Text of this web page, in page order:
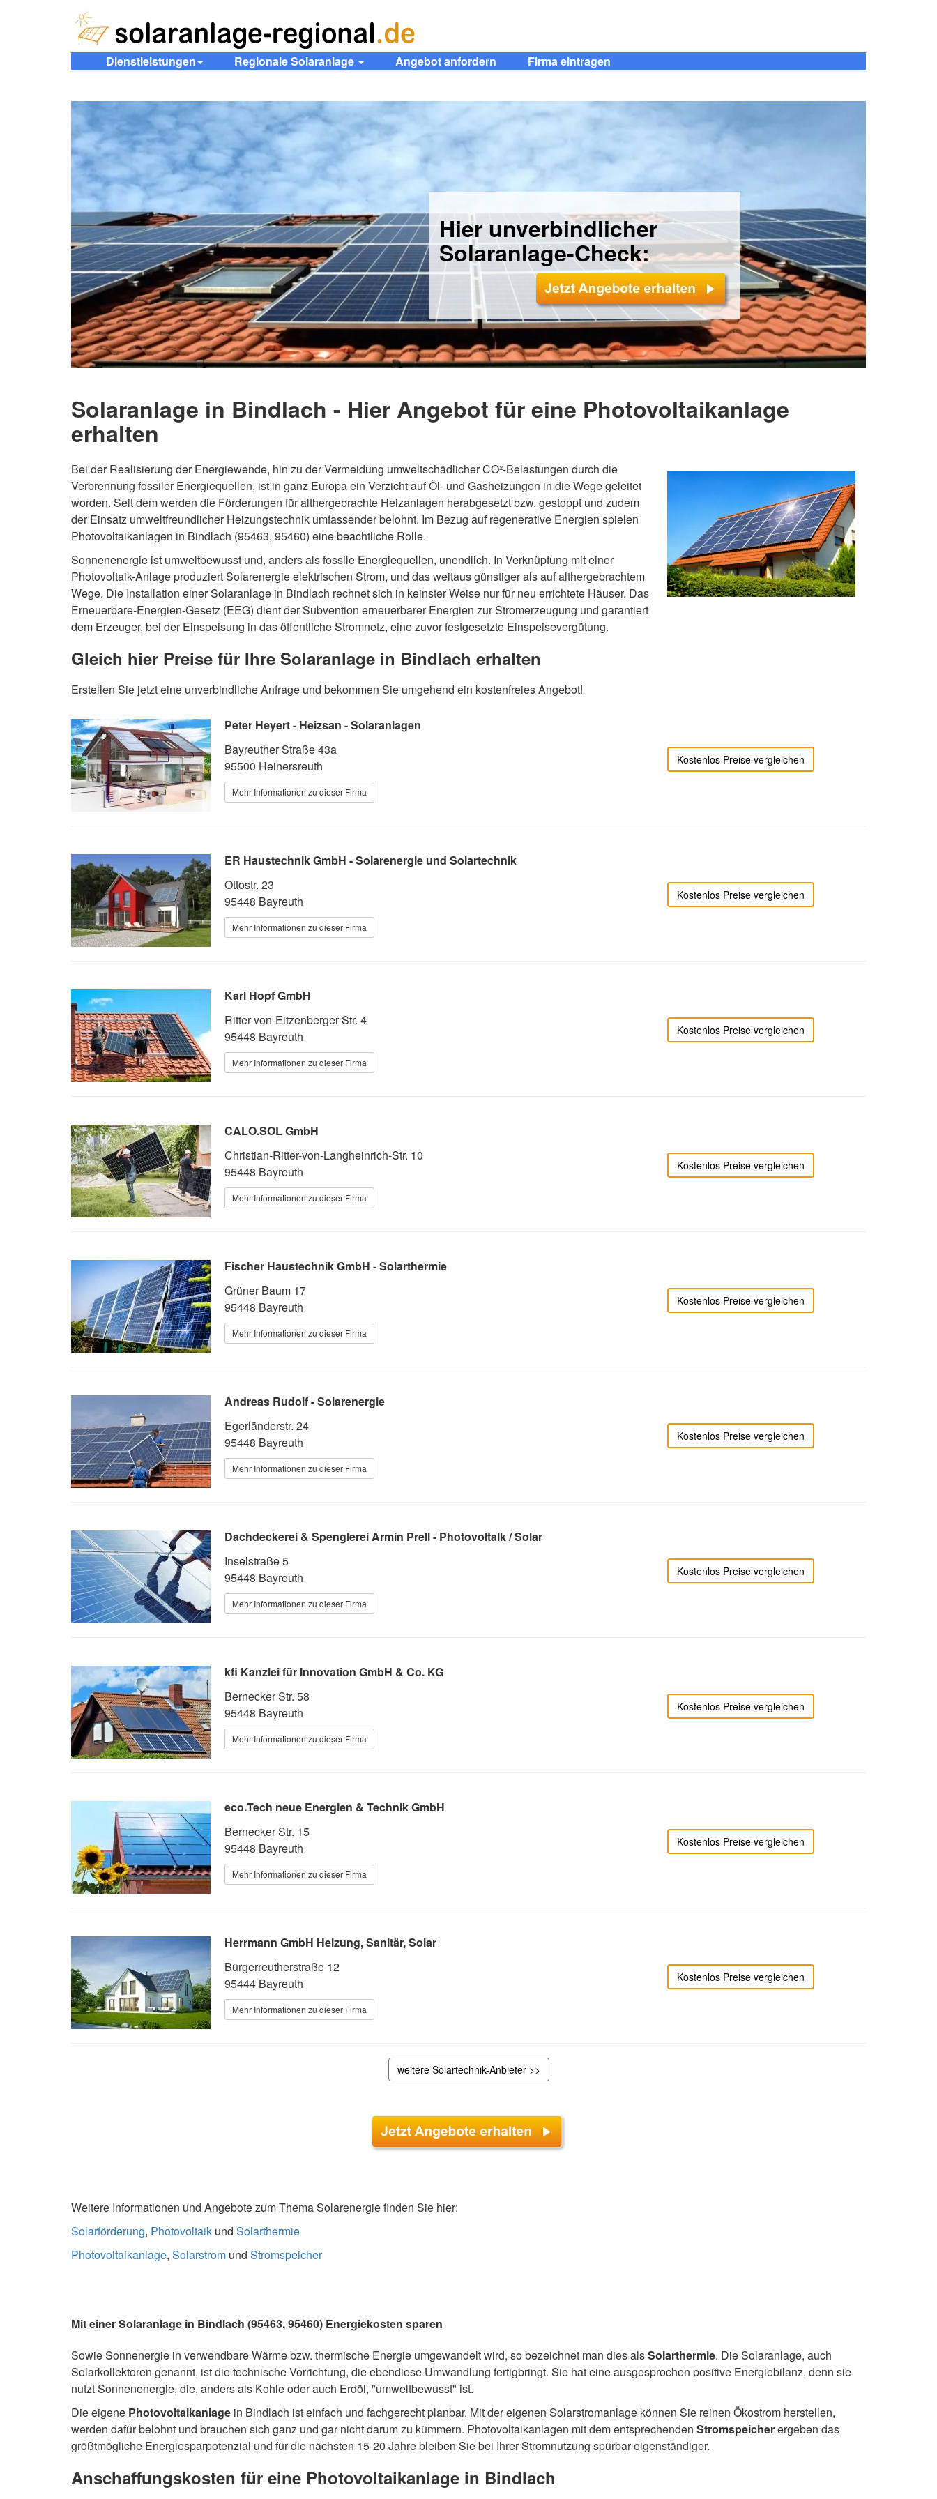
Dienstleistungen Regionale Solaranlage Angebot anfordern Firma eintragen
Hier unverbindlicher
Solaranlage-Check:
Solaranlage in Bindlach - Hier Angebot für eine Photovoltaikanlage
erhalten
Bei der Realisierung der Energiewende, hin zu der Vermeidung umweltschädlicher CO²-Belastungen durch die
Verbrennung fossiler Energiequellen, ist in ganz Europa ein Verzicht auf Öl- und Gasheizungen in die Wege geleitet
worden. Seit dem werden die Förderungen für althergebrachte Heizanlagen herabgesetzt bzw. gestoppt und zudem
der Einsatz umweltfreundlicher Heizungstechnik umfassender belohnt. Im Bezug auf regenerative Energien spielen
Photovoltaikanlagen in Bindlach (95463, 95460) eine beachtliche Rolle.
Sonnenenergie ist umweltbewusst und, anders als fossile Energiequellen, unendlich. In Verknüpfung mit einer
Photovoltaik-Anlage produziert Solarenergie elektrischen Strom, und das weitaus günstiger als auf althergebrachtem
Wege. Die Installation einer Solaranlage in Bindlach rechnet sich in keinster Weise nur für neu errichtete Häuser. Das
Erneuerbare-Energien-Gesetz (EEG) dient der Subvention erneuerbarer Energien zur Stromerzeugung und garantiert
dem Erzeuger, bei der Einspeisung in das öffentliche Stromnetz, eine zuvor festgesetzte Einspeisevergütung.
Gleich hier Preise für Ihre Solaranlage in Bindlach erhalten
Erstellen Sie jetzt eine unverbindliche Anfrage und bekommen Sie umgehend ein kostenfreies Angebot!
Peter Heyert - Heizsan - Solaranlagen
Bayreuther Straße 43a
95500 Heinersreuth
Mehr Informationen zu dieser Firma
Kostenlos Preise vergleichen
ER Haustechnik GmbH - Solarenergie und Solartechnik
Ottostr. 23
95448 Bayreuth
Mehr Informationen zu dieser Firma
Kostenlos Preise vergleichen
Karl Hopf GmbH
Ritter-von-Eitzenberger-Str. 4
95448 Bayreuth
Mehr Informationen zu dieser Firma
Kostenlos Preise vergleichen
CALO.SOL GmbH
Christian-Ritter-von-Langheinrich-Str. 10
95448 Bayreuth
Mehr Informationen zu dieser Firma
Kostenlos Preise vergleichen
Fischer Haustechnik GmbH - Solarthermie
Grüner Baum 17
95448 Bayreuth
Mehr Informationen zu dieser Firma
Kostenlos Preise vergleichen
Andreas Rudolf - Solarenergie
Egerländerstr. 24
95448 Bayreuth
Mehr Informationen zu dieser Firma
Kostenlos Preise vergleichen
Dachdeckerei & Spenglerei Armin Prell - Photovoltalk / Solar
Inselstraße 5
95448 Bayreuth
Mehr Informationen zu dieser Firma
Kostenlos Preise vergleichen
kfi Kanzlei für Innovation GmbH & Co. KG
Bernecker Str. 58
95448 Bayreuth
Mehr Informationen zu dieser Firma
Kostenlos Preise vergleichen
eco.Tech neue Energien & Technik GmbH
Bernecker Str. 15
95448 Bayreuth
Mehr Informationen zu dieser Firma
Kostenlos Preise vergleichen
Herrmann GmbH Heizung, Sanitär, Solar
Bürgerreutherstraße 12
95444 Bayreuth
Mehr Informationen zu dieser Firma
Kostenlos Preise vergleichen
weitere Solartechnik-Anbieter >>
Weitere Informationen und Angebote zum Thema Solarenergie finden Sie hier:
Solarförderung, Photovoltaik und Solarthermie
Photovoltaikanlage, Solarstrom und Stromspeicher
Mit einer Solaranlage in Bindlach (95463, 95460) Energiekosten sparen
Sowie Sonnenergie in verwendbare Wärme bzw. thermische Energie umgewandelt wird, so bezeichnet man dies alsSolarthermie. Die Solaranlage, auch
Solarkollektoren genannt, ist die technische Vorrichtung, die ebendiese Umwandlung fertigbringt. Sie hat eine ausgesprochen positive Energiebilanz, denn sie
nutzt Sonnenenergie, die, anders als Kohle oder auch Erdöl, "umweltbewusst" ist.
Die eigene Photovoltaikanlage in Bindlach ist einfach und fachgerecht planbar. Mit der eigenen Solarstromanlage können Sie reinen Ökostrom herstellen,
werden dafür belohnt und brauchen sich ganz und gar nicht darum zu kümmern. Photovoltaikanlagen mit dem entsprechenden Stromspeicherergeben das
größtmögliche Energiesparpotenzial und für die nächsten 15-20 Jahre bleiben Sie bei Ihrer Stromnutzung spürbar eigenständiger.
Anschaffungskosten für eine Photovoltaikanlage in Bindlach